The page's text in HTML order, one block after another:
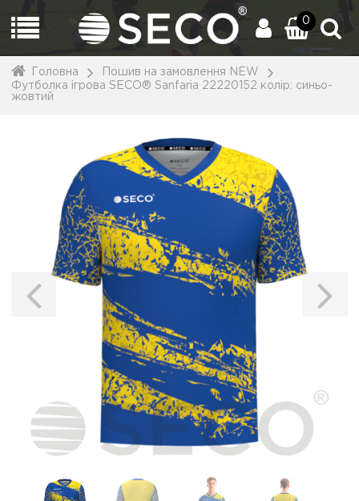
0
Головна
Пошив на замовлення NEW
Футболка ігрова SECO® Sanfaria 22220152 колiр: синьо-
жовтий